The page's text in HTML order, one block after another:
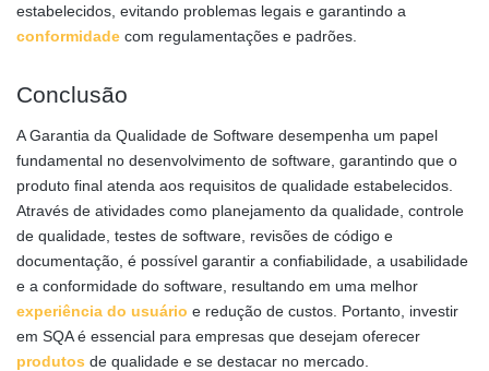
estabelecidos, evitando problemas legais e garantindo a
conformidade com regulamentações e padrões.
Conclusão
A Garantia da Qualidade de Software desempenha um papel
fundamental no desenvolvimento de software, garantindo que o
produto final atenda aos requisitos de qualidade estabelecidos.
Através de atividades como planejamento da qualidade, controle
de qualidade, testes de software, revisões de código e
documentação, é possível garantir a confiabilidade, a usabilidade
e a conformidade do software, resultando em uma melhor
experiência do usuário e redução de custos. Portanto, investir
em SQA é essencial para empresas que desejam oferecer
produtos de qualidade e se destacar no mercado.